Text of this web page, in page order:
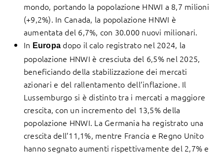
mondo, portando la popolazione HNWI a 8,7 milioni
(+9,2%). In Canada, la popolazione HNWI è
aumentata del 6,7%, con 30.000 nuovi milionari.
In Europa dopo il calo registrato nel 2024, la
popolazione HNWI è cresciuta del 6,5% nel 2025,
beneficiando della stabilizzazione dei mercati
azionari e del rallentamento dell’inflazione. Il
Lussemburgo si è distinto tra i mercati a maggiore
crescita, con un incremento del 13,5% della
popolazione HNWI. La Germania ha registrato una
crescita dell’11,1%, mentre Francia e Regno Unito
hanno segnato aumenti rispettivamente del 2,7% e